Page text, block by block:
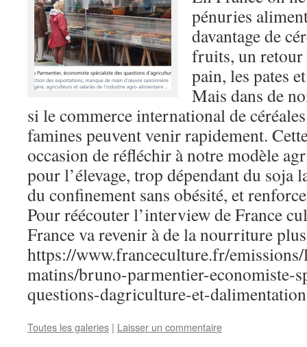
pénuries
davantage de
fruits, un retour
pain, les pates
Mais dans de
si le commerce international de
famines peuvent venir rapidement.
occasion de réfléchir à notre modèle
pour l’élevage, trop dépendant du
du confinement sans obésité, et
Pour réécouter l’interview de France
France va revenir à de la nourriture
https://www.franceculture.fr/
matins/bruno-parmentier-economiste-
questions-dagriculture-et-
Toutes les galeries | Laisser un commentaire